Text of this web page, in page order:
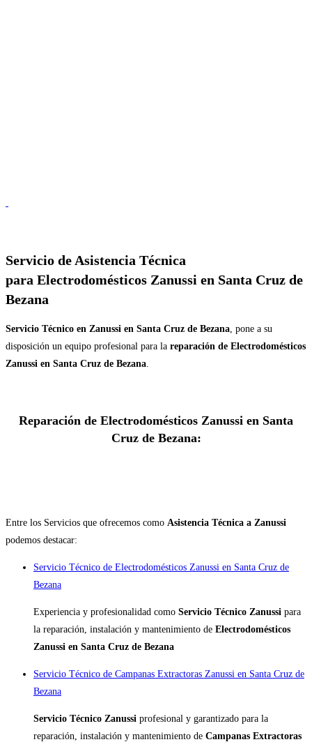
Servicio de Asistencia Técnica
para Electrodomésticos Zanussi en Santa Cruz de
Bezana
Servicio Técnico en Zanussi en Santa Cruz de Bezana, pone a su
disposición un equipo profesional para la reparación de Electrodomésticos
Zanussi en Santa Cruz de Bezana.
Reparación de Electrodomésticos Zanussi en Santa
Cruz de Bezana:
Entre los Servicios que ofrecemos como Asistencia Técnica a Zanussi
podemos destacar:
Servicio Técnico de Electrodomésticos Zanussi en Santa Cruz de
Bezana
Experiencia y profesionalidad como Servicio Técnico Zanussi para
la reparación, instalación y mantenimiento de Electrodomésticos
Zanussi en Santa Cruz de Bezana
Servicio Técnico de Campanas Extractoras Zanussi en Santa Cruz de
Bezana
Servicio Técnico Zanussi profesional y garantizado para la
reparación, instalación y mantenimiento de Campanas Extractoras